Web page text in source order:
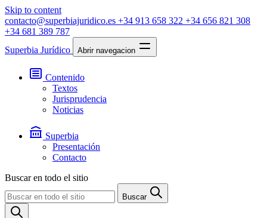
Skip to content
contacto@superbiajuridico.es +34 913 658 322 +34 656 821 308
+34 681 389 787
Superbia Jurídico
Abrir navegacion
Contenido
Textos
Jurisprudencia
Noticias
Superbia
Presentación
Contacto
Buscar en todo el sitio
Buscar